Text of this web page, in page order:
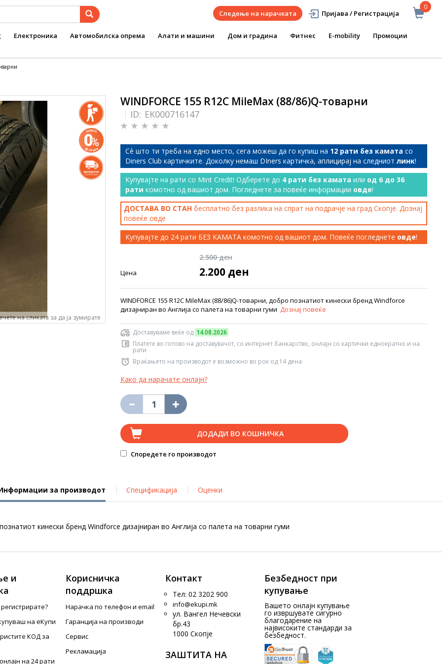
0
Следење на нарачката Пријава / Регистрација
Електроника Автомобилска опрема Алати и машини Дом и градина Фитнес E-mobility Промоции
на сликата за да ја зумирате
WINDFORCE 155 R12C MileMax (88/86)Q-товарни
ID: EK000716147
Сѐ што ти треба на едно место, сега можеш да го купиш на 12 рати без камата со
Diners Club картичките. Доколку немаш DIners картичка, аплицирај на следниот линк!
Купувајте на рати со Mint Credit! Одберете до 4 рати без камата или од 6 до 36
рати комотно од вашиот дом. Погледнете за повеќе информации овде!
ДОСТАВА ВО СТАН бесплатно без разлика на спрат на подрачје на град Скопје. Дознај
повеќе овде
Купувајте до 24 рати БЕЗ КАМАТА комотно од вашиот дом. Повеќе погледнете овде!
2.500 ден
Цена 2.200 ден
WINDFORCE 155 R12C MileMax (88/86)Q-товарни, добро познатиот кинески бренд Windforce
дизајниран во Англија со палета на товарни гуми Дознај повеќе
Доставуваме веќе од 14.08.2026
Платете во готово на доставувачот, со интернет банкарство, онлајн со картички еднократно и на
рати
Враќањето на производот е возможно во рок од 14 дена
Како да нарачате онлајн?
ДОДАДИ ВО КОШНИЧКА
Споредете го производот
за производот Спецификација Оценки
кинески бренд Windforce дизајниран во Англија со палета на товарни гуми
и
на еКупи
КОД за
на 24 рати
Корисничка
поддршка
Нарачка по телефон и еmail
Гаранција на производи
Сервис
Рекламација
Контакт
Тел: 02 3202 900
info@ekupi.mk
ул. Вангел Нечевски
бр.43
1000 Скопје
ЗАШТИТА НА
Безбедност при
купување
Вашето онлајн купување
го извршувате сигурно
благодарение на
највисоките стандарди за
безбедност.